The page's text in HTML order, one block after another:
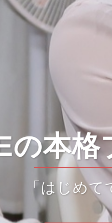
の本
「はじめて